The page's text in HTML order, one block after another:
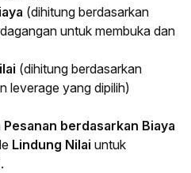
(dihitung berdasarkan
untuk membuka dan
(dihitung berdasarkan
leverage yang dipilih)
Pesanan berdasarkan Biaya
Lindung Nilai
.